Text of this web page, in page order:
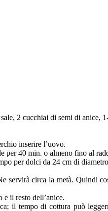
2 cucchiai di semi di anice,
inserire l’uovo.
per 40 min. o almeno fino al
per dolci da 24 cm di
servirà circa la metà. Quindi
e il resto dell’anice.
il tempo di cottura può